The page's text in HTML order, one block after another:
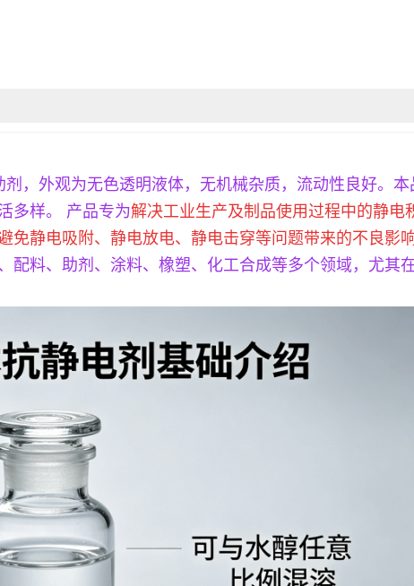
，外观为无色透明液体，无机械杂质，流动性良好。
多样。 产品专为解决工业生产及制品使用过程中的静
静电吸附、静电放电、静电击穿等问题带来的不良影响
料、助剂、涂料、橡塑、化工合成等多个领域，尤其在